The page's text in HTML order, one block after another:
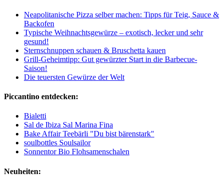
Neapolitanische Pizza selber machen: Tipps für Teig, Sauce &
Backofen
Typische Weihnachtsgewürze – exotisch, lecker und sehr
gesund!
Sternschnuppen schauen & Bruschetta kauen
Grill-Geheimtipp: Gut gewürzter Start in die Barbecue-
Saison!
Die teuersten Gewürze der Welt
Piccantino entdecken:
Bialetti
Sal de Ibiza Sal Marina Fina
Bake Affair Teebärli "Du bist bärenstark"
soulbottles Soulsailor
Sonnentor Bio Flohsamenschalen
Neuheiten: